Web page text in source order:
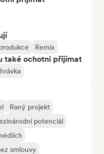
Remix
také ochotni přijímat
Raný projekt
potenciál
smlouvy